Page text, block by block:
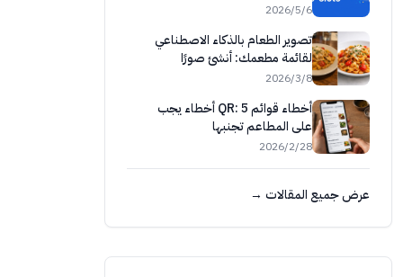
6‏/5‏/2026
تصوير الطعام بالذكاء الاصطناعي
لقائمة مطعمك: أنشئ صورًا
احترافية وطوّرها فورًا
8‏/3‏/2026
أخطاء قوائم QR: 5 أخطاء يجب
على المطاعم تجنبها
28‏/2‏/2026
عرض جميع المقالات →